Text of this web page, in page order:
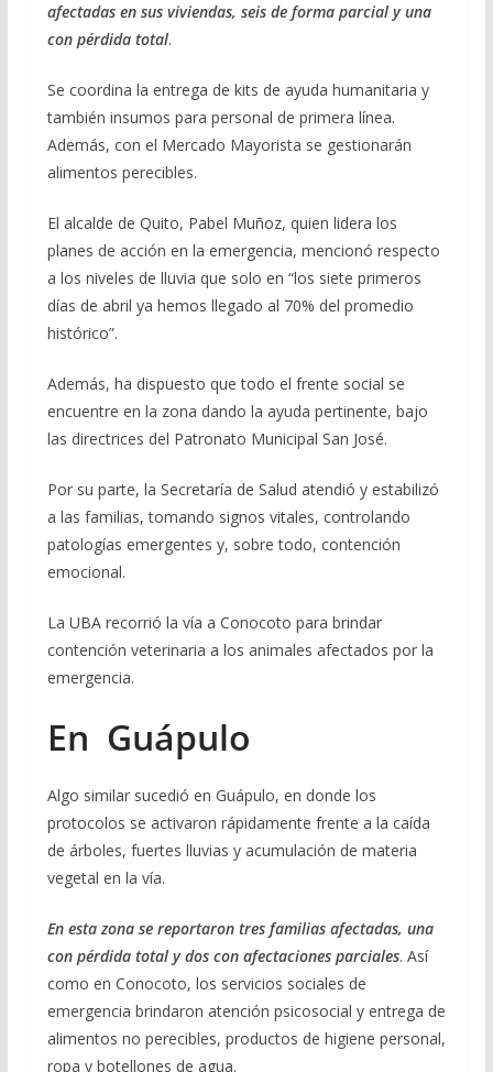
afectadas en sus viviendas, seis de forma parcial y una
con pérdida total.
Se coordina la entrega de kits de ayuda humanitaria y
también insumos para personal de primera línea.
Además, con el Mercado Mayorista se gestionarán
alimentos perecibles.
El alcalde de Quito, Pabel Muñoz, quien lidera los
planes de acción en la emergencia, mencionó respecto
a los niveles de lluvia que solo en “los siete primeros
días de abril ya hemos llegado al 70% del promedio
histórico”.
Además, ha dispuesto que todo el frente social se
encuentre en la zona dando la ayuda pertinente, bajo
las directrices del Patronato Municipal San José.
Por su parte, la Secretaría de Salud atendió y estabilizó
a las familias, tomando signos vitales, controlando
patologías emergentes y, sobre todo, contención
emocional.
La UBA recorrió la vía a Conocoto para brindar
contención veterinaria a los animales afectados por la
emergencia.
En Guápulo
Algo similar sucedió en Guápulo, en donde los
protocolos se activaron rápidamente frente a la caída
de árboles, fuertes lluvias y acumulación de materia
vegetal en la vía.
En esta zona se reportaron tres familias afectadas, una
con pérdida total y dos con afectaciones parciales. Así
como en Conocoto, los servicios sociales de
emergencia brindaron atención psicosocial y entrega de
alimentos no perecibles, productos de higiene personal,
ropa y botellones de agua.